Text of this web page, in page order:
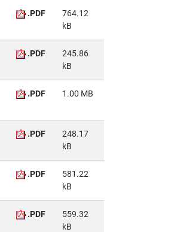
.PDF
764.12
kB
.PDF
245.86
kB
.PDF 1.00 MB
.PDF
248.17
kB
.PDF
581.22
kB
.PDF
559.32
kB